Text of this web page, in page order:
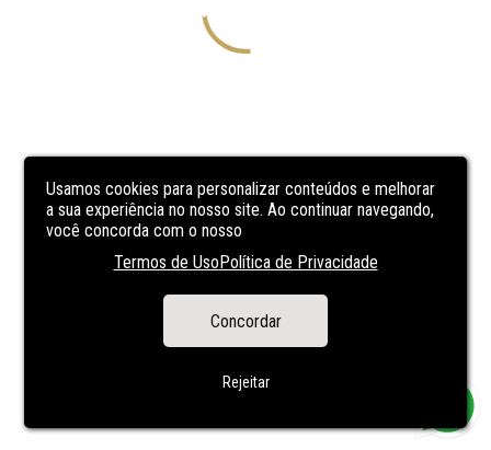
Usamos cookies para personalizar conteúdos e melhorar
a sua experiência no nosso site. Ao continuar navegando,
você concorda com o nosso
Termos de UsoPolítica de Privacidade
Concordar
Rejeitar